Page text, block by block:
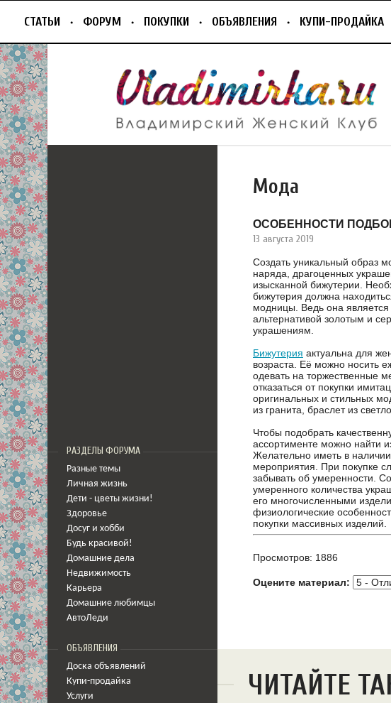
СТАТЬИ ФОРУМ ПОКУПКИ ОБЪЯВЛЕНИЯ КУПИ-ПРОДАЙКА
РАЗДЕЛЫ ФОРУМА
Разные темы
Личная жизнь
Дети - цветы жизни!
Здоровье
Досуг и хобби
Будь красивой!
Домашние дела
Недвижимость
Карьера
Домашние любимцы
АвтоЛеди
ОБЪЯВЛЕНИЯ
Доска объявлений
Купи-продайка
Услуги
Мода
ОСОБЕННОСТИ
13 августа 2019
Создать уникальный образ
наряда, драгоценных
изысканной бижутерии.
бижутерия должна
модницы. Ведь она является
альтернативой золотым и
украшениям.
Бижутерия актуальна для
возраста. Её можно носить
одевать на торжественные
отказаться от покупки
оригинальных и стильных
из гранита, браслет из
Чтобы подобрать
ассортименте можно найти
Желательно иметь в
мероприятия. При покупке
забывать об умеренности.
умеренного количества
его многочисленными
физиологические
покупки массивных изделий.
Просмотров: 1886
Оцените материал:
ЧИТАЙТЕ